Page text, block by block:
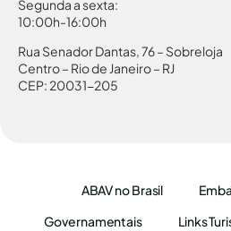
Segunda a sexta:
10:00h-16:00h
Rua Senador Dantas, 76 – Sobreloja
Centro – Rio de Janeiro – RJ
CEP: 20031-205
ABAV no Brasil
Governamentais
Links